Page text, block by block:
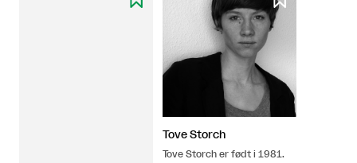
Tove Storch
Tove Storch er født i 1981.